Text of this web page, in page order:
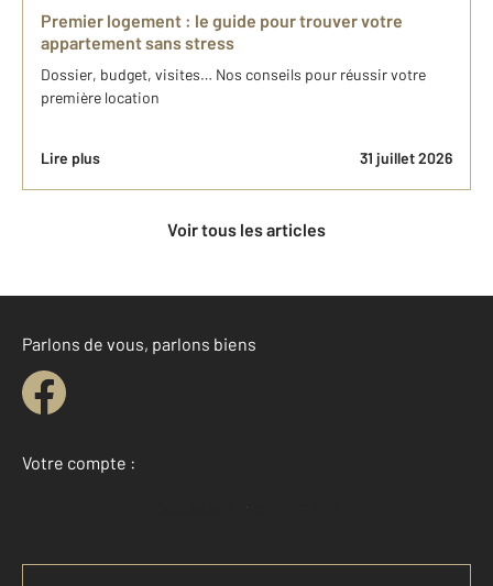
Premier logement : le guide pour trouver votre
appartement sans stress
Dossier, budget, visites… Nos conseils pour réussir votre
première location
Lire plus 31 juillet 2026
Voir tous les articles
Parlons de vous, parlons biens
Votre compte :
Accéder à mon compte